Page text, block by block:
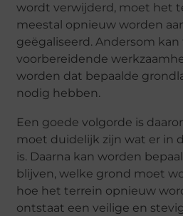
wordt verwijderd, moet het
meestal opnieuw worden
geëgaliseerd. Andersom
voorbereidende
worden dat bepaalde
nodig hebben.
Een goede volgorde is
moet duidelijk zijn wat er in
is. Daarna kan worden
blijven, welke grond moet
hoe het terrein opnieuw
ontstaat een veilige en